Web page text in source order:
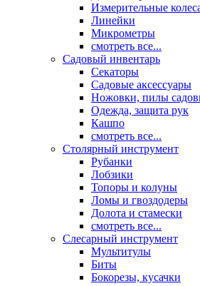
Измерительные
Линейки
Микрометры
смотреть все...
Садовый инвентарь
Секаторы
Садовые аксессуары
Ножовки, пилы
Одежда, защита рук
Кашпо
смотреть все...
Столярный инструмент
Рубанки
Лобзики
Топоры и колуны
Ломы и гвоздодеры
Долота и стамески
смотреть все...
Слесарный инструмент
Мультитулы
Биты
Бокорезы, кусачки